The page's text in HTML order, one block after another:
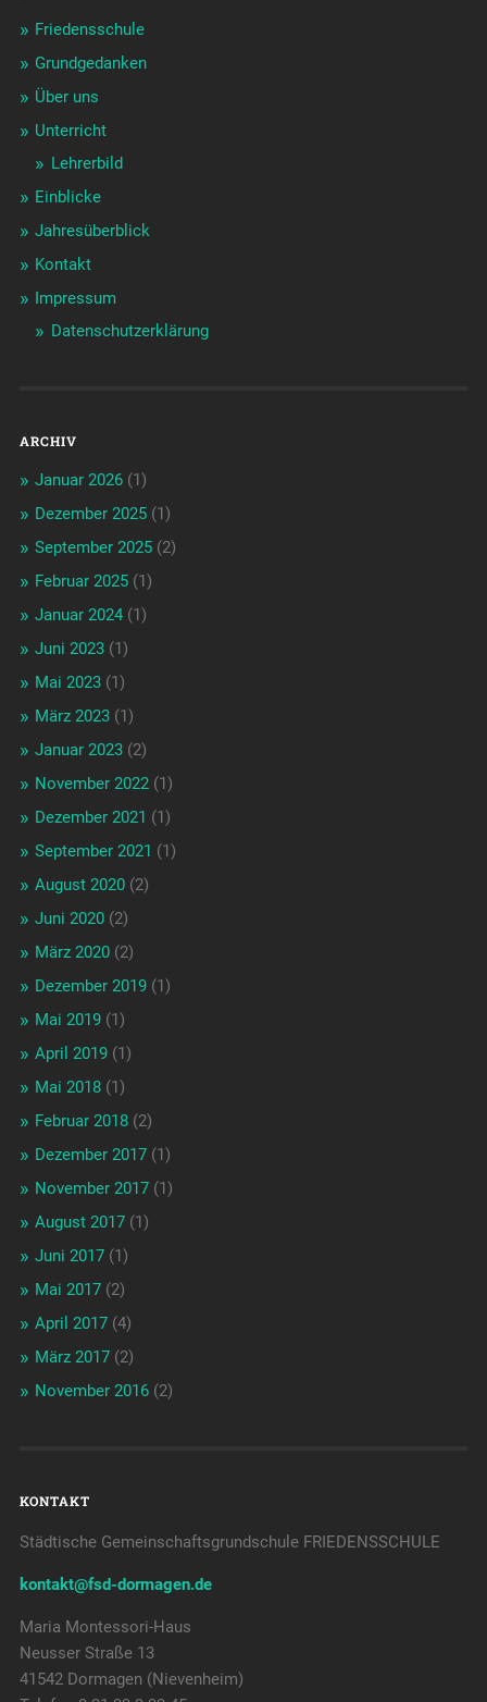
Friedensschule
Grundgedanken
Über uns
Unterricht
Lehrerbild
Einblicke
Jahresüberblick
Kontakt
Impressum
Datenschutzerklärung
ARCHIV
Januar 2026(1)
Dezember 2025(1)
September 2025(2)
Februar 2025(1)
Januar 2024(1)
Juni 2023(1)
Mai 2023(1)
März 2023(1)
Januar 2023(2)
November 2022(1)
Dezember 2021 (1)
September 2021 (1)
August 2020(2)
Juni 2020(2)
März 2020(2)
Dezember 2019(1)
Mai 2019(1)
April 2019(1)
Mai 2018(1)
Februar 2018(2)
Dezember 2017(1)
November 2017(1)
August 2017(1)
Juni 2017(1)
Mai 2017(2)
April 2017(4)
März 2017(2)
November 2016(2)
KONTAKT
Städtische Gemeinschaftsgrundschule FRIEDENSSCHULE
kontakt@fsd-dormagen.de
Maria Montessori-Haus
Neusser Straße 13
41542 Dormagen (Nievenheim)